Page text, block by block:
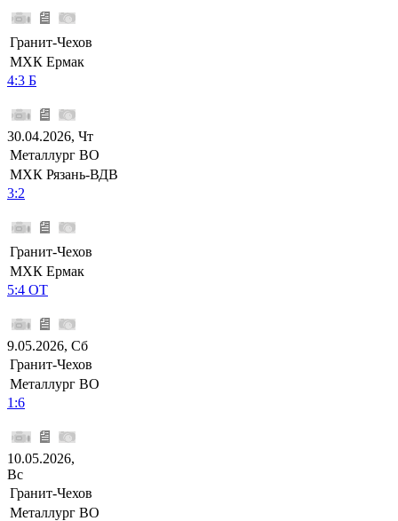
Гранит-Чехов
МХК Ермак
4:3 Б
30.04.2026, Чт
Металлург ВО
МХК Рязань-ВДВ
3:2
Гранит-Чехов
МХК Ермак
5:4 ОТ
9.05.2026, Сб
Гранит-Чехов
Металлург ВО
1:6
10.05.2026,
Вс
Гранит-Чехов
Металлург ВО